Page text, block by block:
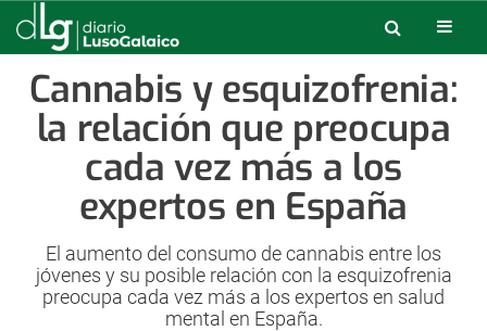
Cannabis y esquizofrenia:
la relación que preocupa
cada vez más a los
expertos en España
El aumento del consumo de cannabis entre los
jóvenes y su posible relación con la esquizofrenia
preocupa cada vez más a los expertos en salud
mental en España.